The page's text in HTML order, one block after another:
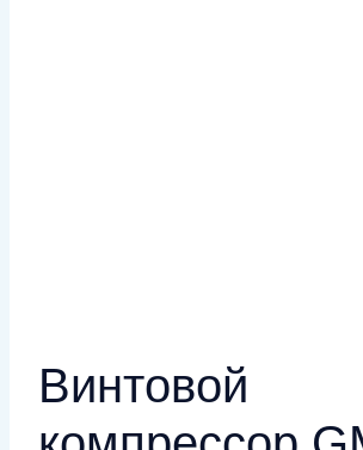
Винтовой